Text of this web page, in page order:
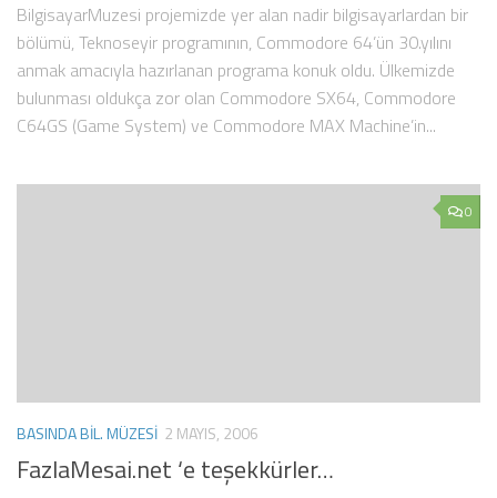
BilgisayarMuzesi projemizde yer alan nadir bilgisayarlardan bir
bölümü, Teknoseyir programının, Commodore 64’ün 30.yılını
anmak amacıyla hazırlanan programa konuk oldu. Ülkemizde
bulunması oldukça zor olan Commodore SX64, Commodore
C64GS (Game System) ve Commodore MAX Machine’in...
0
BASINDA BIL. MÜZESI 2 MAYIS, 2006
FazlaMesai.net ‘e teşekkürler…